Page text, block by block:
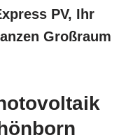
PV, Ihr
Großraum